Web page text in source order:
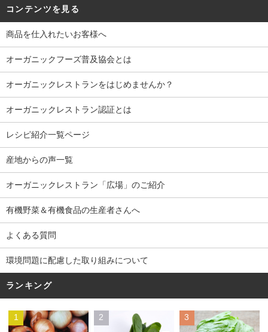
コンテンツを見る
商品を仕入れたいお客様へ
オーガニックフーズ普及協会とは
オーガニックレストランをはじめませんか？
オーガニックレストラン認証とは
レシピ紹介一覧ページ
産地からの声一覧
オーガニックレストラン「広場」のご紹介
有機野菜＆有機食品の生産者さんへ
よくある質問
環境問題に配慮した取り組みについて
ランキング
1 2 3